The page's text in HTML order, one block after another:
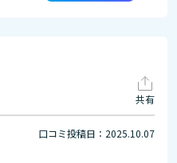
共有
口コミ投稿日：2025.10.07